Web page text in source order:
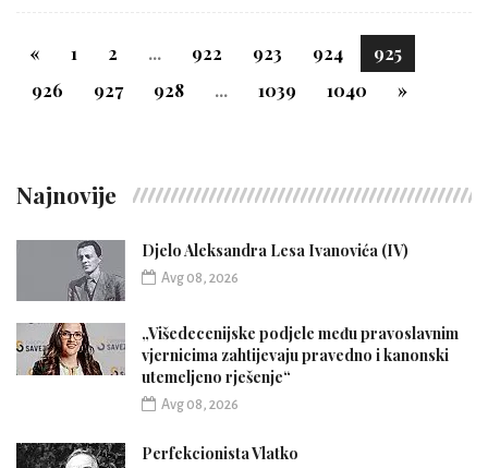
« 1 2 ... 922 923 924
925
926
927 928 ... 1039 1040 »
Najnovije
Djelo Aleksandra Lesa Ivanovića (IV)
Avg 08, 2026
„Višedecenijske podjele među pravoslavnim
vjernicima zahtijevaju pravedno i kanonski
utemeljeno rješenje“
Avg 08, 2026
Perfekcionista Vlatko